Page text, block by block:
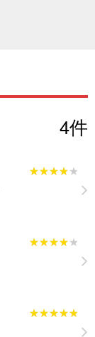
4件
★★★★★
★★★★★
★★★★★
★★★★★
★★★★★
★★★★★